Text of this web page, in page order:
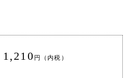
1,210 円（内税）